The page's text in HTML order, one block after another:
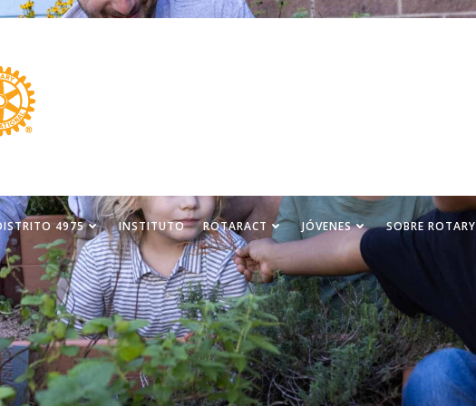
4975 INSTITUTO ROTARACT JÓVENES SOBRE ROTARY